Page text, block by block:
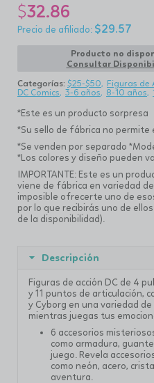
$32.86
$29.57
Producto no
Consultar
Categorías: $25-$50 Figuras de
DC Comics 3-6 años 8-10 años
*Este es un producto sorpresa
*Su sello de fábrica no permite
*Se venden por separado
*Los colores y diseño pueden
IMPORTANTE: Este es un
viene de fábrica en variedad
imposible ofrecerte uno de
por lo que recibirás uno de
de la disponibilidad).
Descripción
Figuras de acción DC de 4
y 11 puntos de articulación,
y Cyborg en una variedad
mientras juegas tus
6 accesorios
como armadura,
juego. Revela
como neón, acero,
aventura.